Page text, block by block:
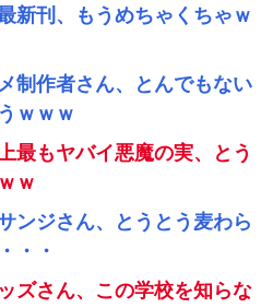
新刊、もうめちゃくちゃｗ
制作者さん、とんでもない
ｗｗｗ
最もヤバイ悪魔の実、とう
ｗ
ンジさん、とうとう麦わら
・・
ズさん、この学校を知らな